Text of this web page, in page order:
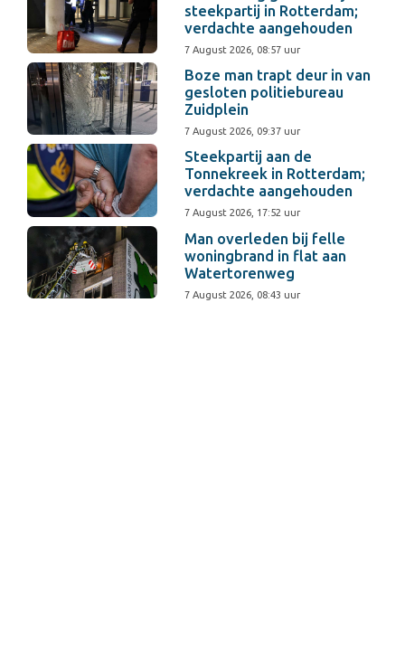
steekpartij in Rotterdam;
verdachte aangehouden
7 August 2026, 08:57 uur
Boze man trapt deur in van
gesloten politiebureau
Zuidplein
7 August 2026, 09:37 uur
Steekpartij aan de
Tonnekreek in Rotterdam;
verdachte aangehouden
7 August 2026, 17:52 uur
Man overleden bij felle
woningbrand in flat aan
Watertorenweg
7 August 2026, 08:43 uur